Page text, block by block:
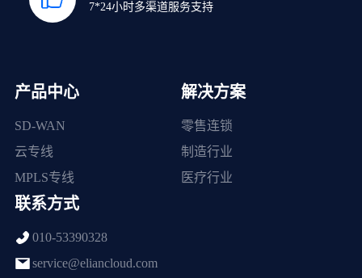
7*24小时多渠道服务支持
产品中心
SD-WAN
云专线
MPLS专线
解决方案
零售连锁
制造行业
医疗行业
联系方式
010-53390328
service@eliancloud.com